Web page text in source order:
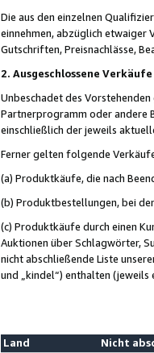
Die aus den einzelnen
einnehmen, abzüglich etwaiger
Gutschriften, Preisnachlässe,
2. Ausgeschlossene Verkäufe
Unbeschadet des
Partnerprogramm oder andere
einschließlich der jeweils
Ferner gelten folgende
(a) Produktkäufe, die nach
(b) Produktbestellungen, bei
(c) Produktkäufe durch einen
Auktionen über Schlagwörter,
nicht abschließende Liste
und „kindel“) enthalten (jeweils
Land
Nicht